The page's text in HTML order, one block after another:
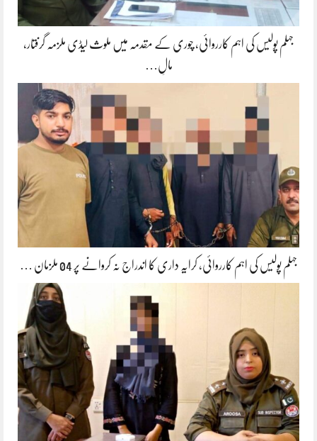
جہلم پولیس کی اہم کارروائی، چوری کے مقدمہ میں ملوث لیڈی ملزمہ گرفتار،
مالِ…
جہلم پولیس کی اہم کارروائی، کرایہ داری کا اندراج نہ کروانے پر 04 ملزمان …